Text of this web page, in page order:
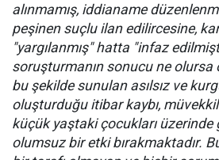
alınmamış, iddianame
peşinen suçlu ilan edilircesine,
"yargılanmış" hatta "infaz
soruşturmanın sonucu ne olursa
bu şekilde sunulan asılsız ve
oluşturduğu itibar kaybı,
küçük yaştaki çocukları üzerinde
olumsuz bir etki bırakmaktadır.